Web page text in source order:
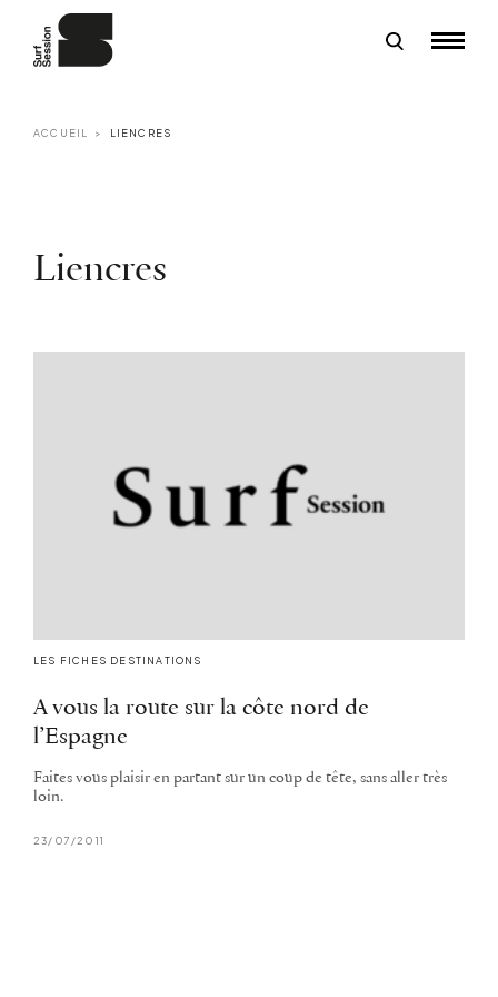
ACCUEIL LIENCRES
Liencres
LES FICHES DESTINATIONS
A vous la route sur la côte nord de
l’Espagne
Faites vous plaisir en partant sur un coup de tête, sans aller très
loin.
23/07/2011